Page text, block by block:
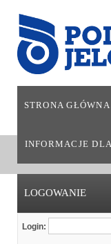
STRONA GŁÓWNA
INFORMACJE
LOGOWANIE
Login: